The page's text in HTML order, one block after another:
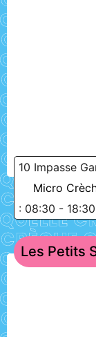
10 Impasse
Micro
: 08:30 - 18:30
Les Petits